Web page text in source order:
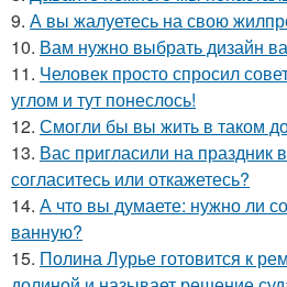
9. А вы жалуетесь на свою
10. Вам нужно выбрать дизайн
11. Человек просто спросил
углом и тут понеслось!
12. Смогли бы вы жить в таком
13. Вас пригласили на праздник
согласитесь или откажетесь?
14. А что вы думаете: нужно ли
ванную?
15. Полина Лурье готовится к